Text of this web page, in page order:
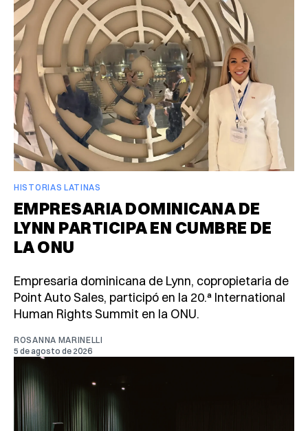
HISTORIAS LATINAS
EMPRESARIA DOMINICANA DE
LYNN PARTICIPA EN CUMBRE DE
LA ONU
Empresaria dominicana de Lynn, copropietaria de
Point Auto Sales, participó en la 20.ª International
Human Rights Summit en la ONU.
ROSANNA MARINELLI
5 de agosto de 2026